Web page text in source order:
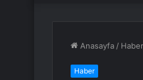
Anasayfa / Haber
Haber